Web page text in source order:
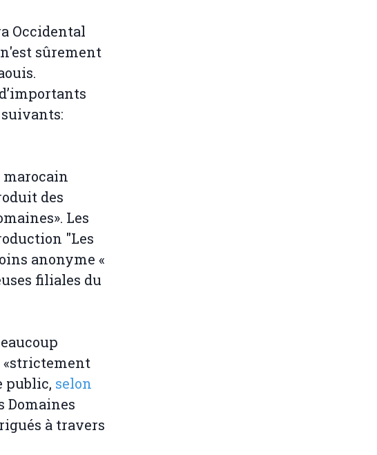
Occidental
sûrement
marocain
des
Les
"Les
anonyme «
filiales du
«strictement
public, selon
Domaines
à travers